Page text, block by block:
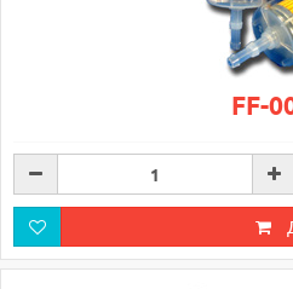
FF-